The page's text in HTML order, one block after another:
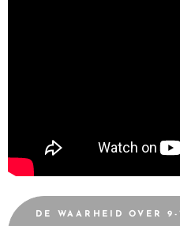
DE WAARHEID OVER